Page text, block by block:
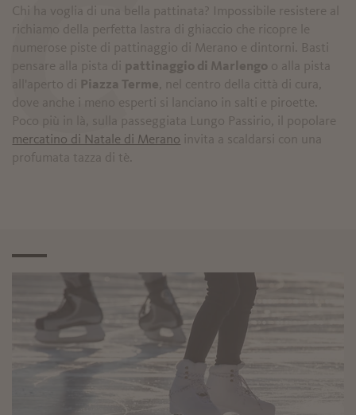
Chi ha voglia di una bella pattinata? Impossibile resistere al
richiamo della perfetta lastra di ghiaccio che ricopre le
numerose piste di pattinaggio di Merano e dintorni. Basti
pensare alla pista di pattinaggio di Marlengo o alla pista
all'aperto di
Piazza Terme , nel centro della città di cura,
dove anche i meno esperti si lanciano in salti e piroette.
Poco più in là, sulla passeggiata Lungo Passirio, il popolare
mercatino di Natale di Merano invita a scaldarsi con una
profumata tazza di tè.